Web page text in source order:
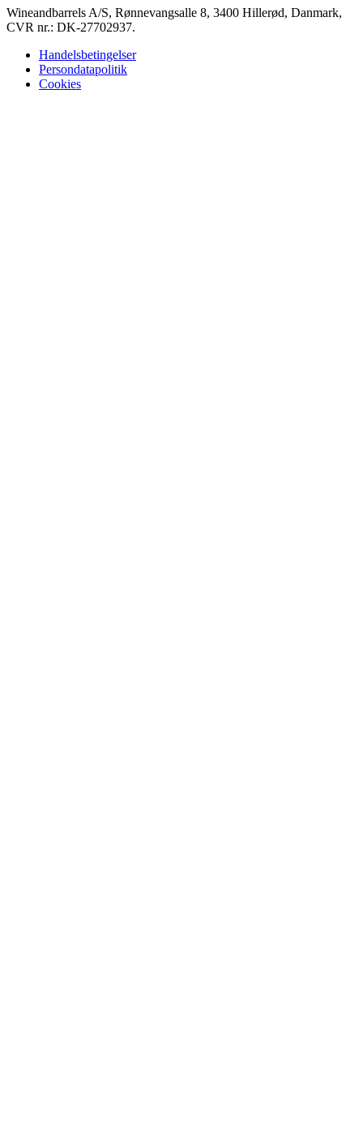
Wineandbarrels A/S, Rønnevangsalle 8, 3400 Hillerød, Danmark,
CVR nr.: DK-27702937.
Handelsbetingelser
Persondatapolitik
Cookies